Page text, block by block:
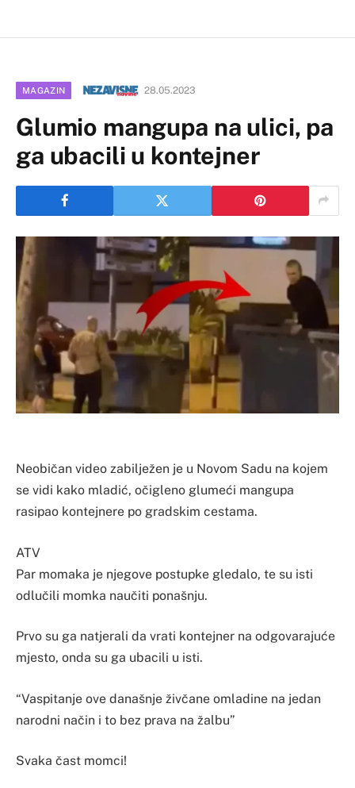
MAGAZIN 28.05.2023
Glumio mangupa na ulici, pa
ga ubacili u kontejner
Neobičan video zabilježen je u Novom Sadu na kojem
se vidi kako mladić, očigleno glumeći mangupa
rasipao kontejnere po gradskim cestama.
ATV
Par momaka je njegove postupke gledalo, te su isti
odlučili momka naučiti ponašnju.
Prvo su ga natjerali da vrati kontejner na odgovarajuće
mjesto, onda su ga ubacili u isti.
“Vaspitanje ove današnje živčane omladine na jedan
narodni način i to bez prava na žalbu”
Svaka čast momci!